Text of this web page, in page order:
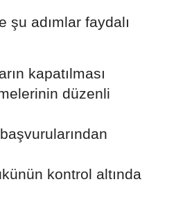
şu adımlar faydalı
kapatılması
düzenli
kontrol altında